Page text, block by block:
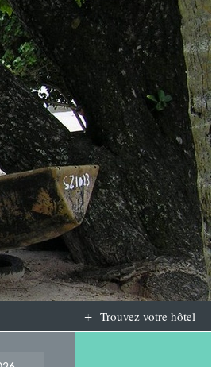
Trouvez votre hôtel